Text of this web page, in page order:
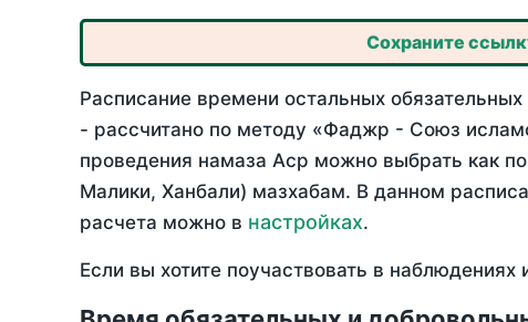
Сохраните
Расписание времени остальных
- рассчитано по методу «Фаджр - Союз
проведения намаза Аср можно выбрать как
Малики, Ханбали) мазхабам. В данном
расчета можно в настройках.
Если вы хотите поучаствовать в